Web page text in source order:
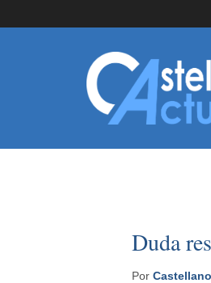
Duda
Por